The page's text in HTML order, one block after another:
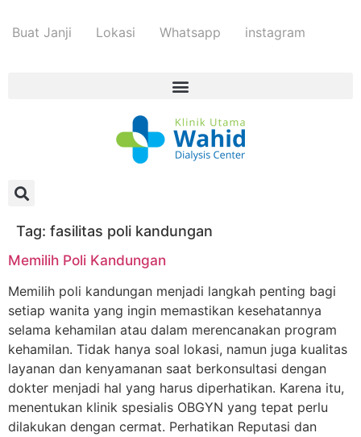
Buat Janji Lokasi Whatsapp instagram
Tag: fasilitas poli kandungan
Memilih Poli Kandungan
Memilih poli kandungan menjadi langkah penting bagi
setiap wanita yang ingin memastikan kesehatannya
selama kehamilan atau dalam merencanakan program
kehamilan. Tidak hanya soal lokasi, namun juga kualitas
layanan dan kenyamanan saat berkonsultasi dengan
dokter menjadi hal yang harus diperhatikan. Karena itu,
menentukan klinik spesialis OBGYN yang tepat perlu
dilakukan dengan cermat. Perhatikan Reputasi dan